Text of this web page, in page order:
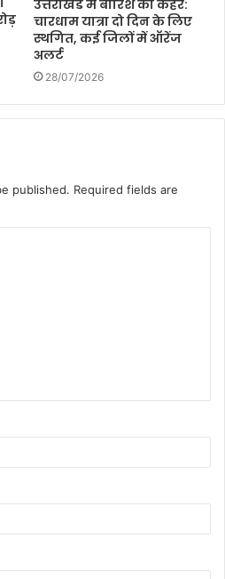
उत्तराखंड में बारिश का कहर:
चारधाम यात्रा दो दिन के लिए
स्थगित, कई जिलों में ऑरेंज
अलर्ट
28/07/2026
published. Required fields are